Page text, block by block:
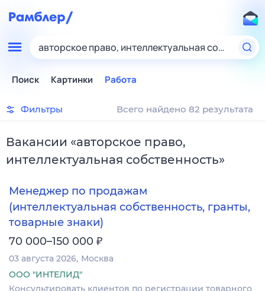
авторское право, интеллектуальная
Поиск Картинки Работа
Фильтры Всего найдено 82 результата
Вакансии «авторское право,
интеллектуальная собственность»
Менеджер по продажам
(интеллектуальная собственность, гранты,
товарные знаки)
70 000–150 000 ₽
03 августа 2026 Москва
ООО "ИНТЕЛИД"
Консультировать клиентов по регистрации товарного